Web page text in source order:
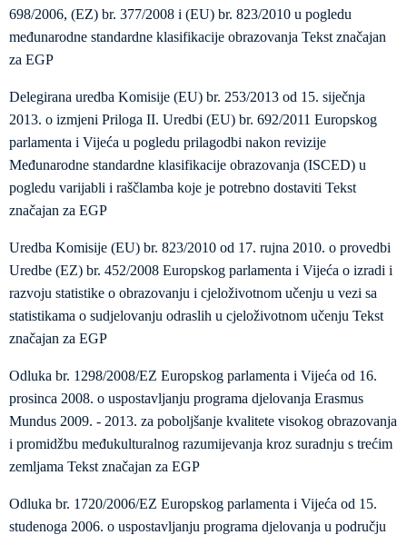
698/2006, (EZ) br. 377/2008 i (EU) br. 823/2010 u pogledu
međunarodne standardne klasifikacije obrazovanja Tekst značajan
za EGP
Delegirana uredba Komisije (EU) br. 253/2013 od 15. siječnja
2013. o izmjeni Priloga II. Uredbi (EU) br. 692/2011 Europskog
parlamenta i Vijeća u pogledu prilagodbi nakon revizije
Međunarodne standardne klasifikacije obrazovanja (ISCED) u
pogledu varijabli i raščlamba koje je potrebno dostaviti Tekst
značajan za EGP
Uredba Komisije (EU) br. 823/2010 od 17. rujna 2010. o provedbi
Uredbe (EZ) br. 452/2008 Europskog parlamenta i Vijeća o izradi i
razvoju statistike o obrazovanju i cjeloživotnom učenju u vezi sa
statistikama o sudjelovanju odraslih u cjeloživotnom učenju Tekst
značajan za EGP
Odluka br. 1298/2008/EZ Europskog parlamenta i Vijeća od 16.
prosinca 2008. o uspostavljanju programa djelovanja Erasmus
Mundus 2009. - 2013. za poboljšanje kvalitete visokog obrazovanja
i promidžbu međukulturalnog razumijevanja kroz suradnju s trećim
zemljama Tekst značajan za EGP
Odluka br. 1720/2006/EZ Europskog parlamenta i Vijeća od 15.
studenoga 2006. o uspostavljanju programa djelovanja u području